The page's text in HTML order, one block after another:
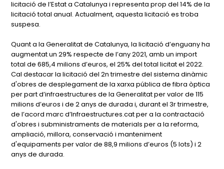
licitació de l’Estat a Catalunya i representa prop del 14% de la
licitació total anual. Actualment, aquesta licitació es troba
suspesa.
Quant a la Generalitat de Catalunya, la licitació d’enguany ha
augmentat un 29% respecte de l’any 2021, amb un import
total de 685,4 milions d’euros, el 25% del total licitat el 2022.
Cal destacar la licitació del 2n trimestre del sistema dinàmic
d'obres de desplegament de la xarxa pública de fibra òptica
per part d’infraestructures de la Generalitat per valor de 115
milions d’euros i de 2 anys de durada i, durant el 3r trimestre,
de l’acord marc d’Infraestructures.cat per a la contractació
d'obres i subministraments de materials per a la reforma,
ampliació, millora, conservació i manteniment
d'equipaments per valor de 88,9 milions d’euros (5 lots) i 2
anys de durada.